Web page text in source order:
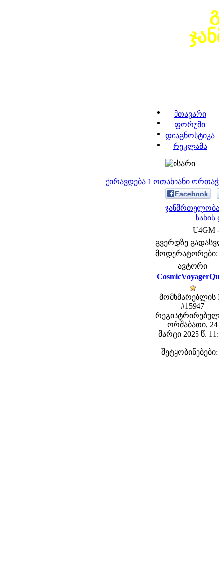
მთავარი
ფორუმი
დიაგნოსტიკა
რეკლამა
ქირავდება 1 ოთახიანი
Facebook
სახის
U4GM
გვერდზე
მოდერატორები:
ავტორი
მომხმარებლის
#15947
ორშაბათი, 24
მარტი 2025 წ.
შეტყობინებები: